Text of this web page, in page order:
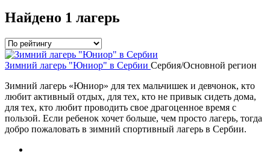
Найдено 1 лагерь
Зимний лагерь "Юниор" в Сербии Сербия/Основной регион
Зимний лагерь «Юниор» для тех мальчишек и девчонок, кто
любит активный отдых, для тех, кто не привык сидеть дома,
для тех, кто любит проводить свое драгоценное время с
пользой. Если ребенок хочет больше, чем просто лагерь, тогда
добро пожаловать в зимний спортивный лагерь в Сербии.